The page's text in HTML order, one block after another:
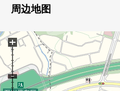
・能在柜台厨房瞭望客厅
・包括西式房间的WIC在内，
・能从2个房间来来去去继续，
▼设备
・与家族的交流加深的生活INN
周边地图
+